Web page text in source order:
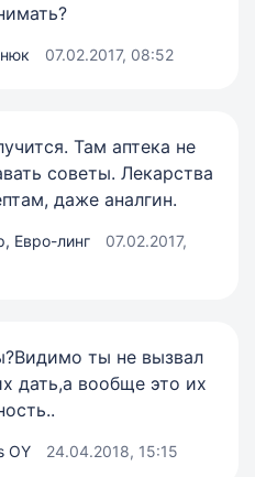
07.02.2017, 08:52
Там аптека не
советы. Лекарства
даже аналгин.
Евро-линг
07.02.2017,
ты не вызвал
дать,а вообще это их
OY 24.04.2018, 15:15